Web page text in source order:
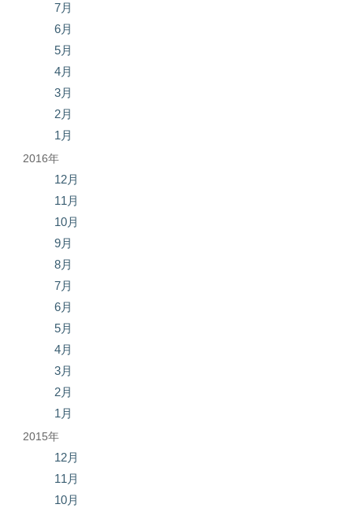
7月
6月
5月
4月
3月
2月
1月
2016年
12月
11月
10月
9月
8月
7月
6月
5月
4月
3月
2月
1月
2015年
12月
11月
10月